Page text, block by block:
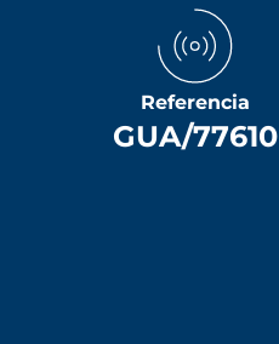
Referencia
GUA/77610